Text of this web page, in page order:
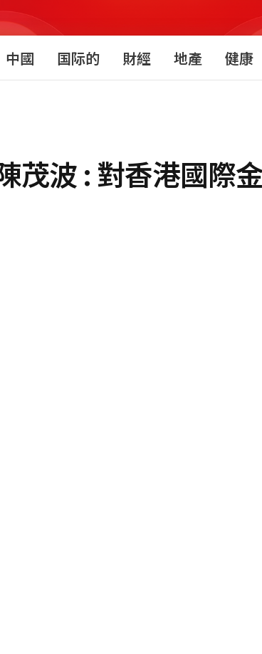
中國 国际的 財經 地產 健康
茂波 : 對香港國際